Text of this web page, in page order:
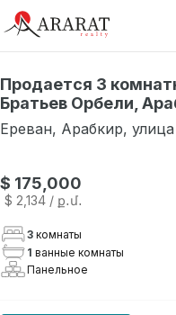
Продается 3
Братьев Орбели,
Ереван, Арабкир,
$ 175,000
$ 2,134 / ք․մ․
3 комнаты
1 ванные комнаты
Панельное